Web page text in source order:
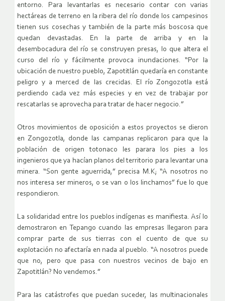
entorno. Para levantarlas es necesario contar con varias
hectáreas de terreno en la ribera del río donde los campesinos
tienen sus cosechas y también de la parte más boscosa que
quedan devastadas. En la parte de arriba y en la
desembocadura del río se construyen presas, lo que altera el
curso del río y fácilmente provoca inundaciones. “Por la
ubicación de nuestro pueblo, Zapotitlán quedaría en constante
peligro y a merced de las crecidas. El río Zongozotla está
perdiendo cada vez más especies y en vez de trabajar por
rescatarlas se aprovecha para tratar de hacer negocio.”
Otros movimientos de oposición a estos proyectos se dieron
en Zongozotla, donde las campanas replicaron para que la
población de origen totonaco les parara los pies a los
ingenieros que ya hacían planos del territorio para levantar una
minera. “Son gente aguerrida,” precisa M.K; “A nosotros no
nos interesa ser mineros, o se van o los linchamos” fue lo que
respondieron.
La solidaridad entre los pueblos indígenas es manifiesta. Así lo
demostraron en Tepango cuando las empresas llegaron para
comprar parte de sus tierras con el cuento de que su
explotación no afectaría en nada al pueblo. “A nosotros puede
que no, pero que pasa con nuestros vecinos de bajo en
Zapotitlán? No vendemos.”
Para las catástrofes que puedan suceder, las multinacionales